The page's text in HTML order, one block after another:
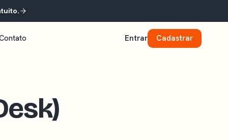
Entrar Cadastrar